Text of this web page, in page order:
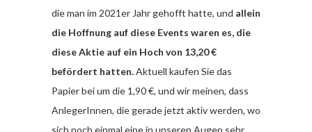
die man im 2021er Jahr gehofft hatte, und allein
die Hoffnung auf diese Events waren es, die
diese Aktie auf ein Hoch von 13,20 €
befördert hatten.Aktuell kaufen Sie das
Papier bei um die 1,90 €, und wir meinen, dass
AnlegerInnen, die gerade jetzt aktiv werden, wo
sich noch einmal eine in unseren Augen sehr